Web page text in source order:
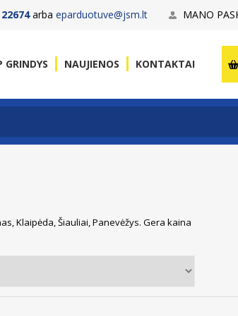
MANO
arba eparduotuve@jsm.lt
GRINDYS NAUJIENOS KONTAKTAI
Klaipėda, Šiauliai, Panevėžys. Gera kaina